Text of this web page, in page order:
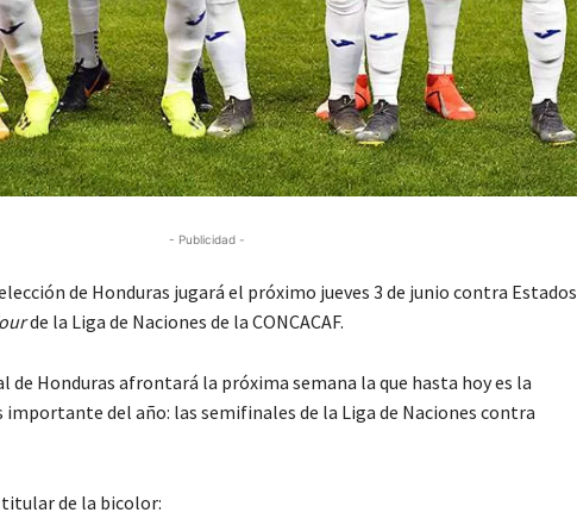
- Publicidad -
de Honduras jugará el próximo jueves 3 de junio contra Estados
de la Liga de Naciones de la CONCACAF.
de Honduras afrontará la próxima semana la que hasta hoy es la
importante del año: las semifinales de la Liga de Naciones contra
titular de la bicolor: